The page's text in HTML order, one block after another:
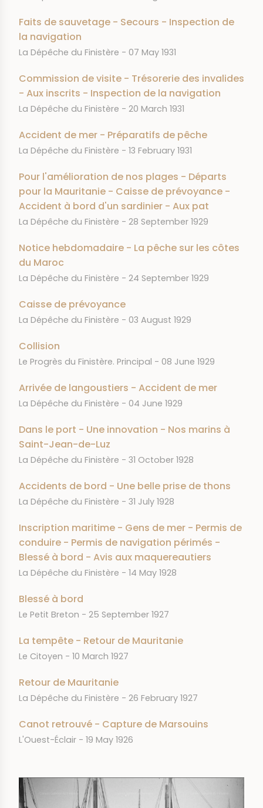
Faits de sauvetage - Secours - Inspection de
la navigation
JOURNAL
La Dépêche du Finistère DATE
07 May 1931
Commission de visite - Trésorerie des invalides
- Aux inscrits - Inspection de la navigation
JOURNAL
La Dépêche du Finistère DATE
20 March 1931
Accident de mer - Préparatifs de pêche
JOURNAL
La Dépêche du Finistère DATE
13 February 1931
Pour l'amélioration de nos plages - Départs
pour la Mauritanie - Caisse de prévoyance -
Accident à bord d'un sardinier - Aux pat
JOURNAL
La Dépêche du Finistère DATE
28 September 1929
Notice hebdomadaire - La pêche sur les côtes
du Maroc
JOURNAL
La Dépêche du Finistère DATE
24 September 1929
Caisse de prévoyance
JOURNAL
La Dépêche du Finistère DATE
03 August 1929
Collision
JOURNAL
Le Progrès du Finistère. Principal DATE
08 June 1929
Arrivée de langoustiers - Accident de mer
JOURNAL
La Dépêche du Finistère DATE
04 June 1929
Dans le port - Une innovation - Nos marins à
Saint-Jean-de-Luz
JOURNAL
La Dépêche du Finistère DATE
31 October 1928
Accidents de bord - Une belle prise de thons
JOURNAL
La Dépêche du Finistère DATE
31 July 1928
Inscription maritime - Gens de mer - Permis de
conduire - Permis de navigation périmés -
Blessé à bord - Avis aux maquereautiers
JOURNAL
La Dépêche du Finistère DATE
14 May 1928
Blessé à bord
JOURNAL
Le Petit Breton DATE
25 September 1927
La tempête - Retour de Mauritanie
JOURNAL
Le Citoyen DATE
10 March 1927
Retour de Mauritanie
JOURNAL
La Dépêche du Finistère DATE
26 February 1927
Canot retrouvé - Capture de Marsouins
JOURNAL
L'Ouest-Éclair DATE
19 May 1926
IMAGE